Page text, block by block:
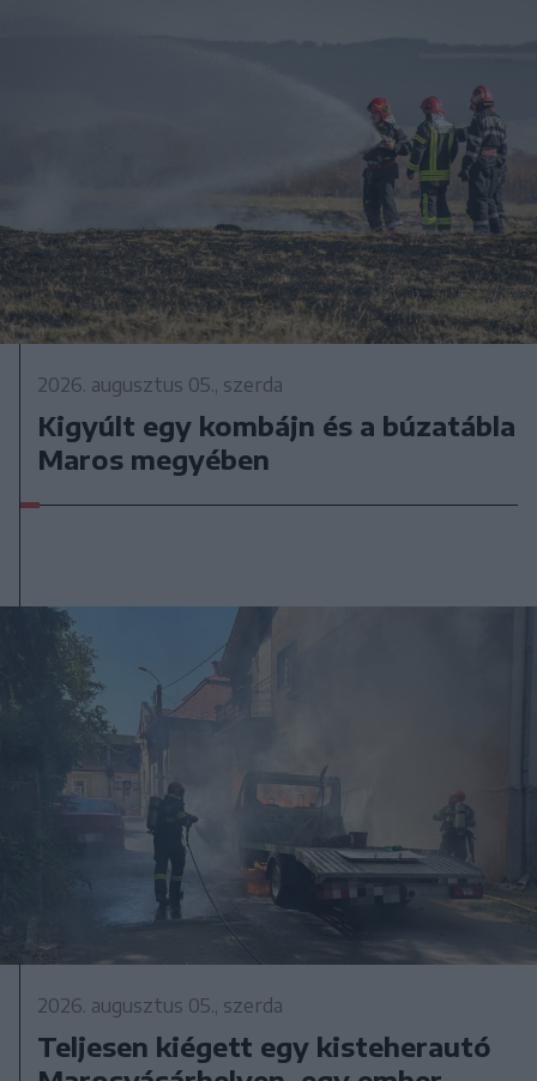
2026. augusztus 05., szerda
Kigyúlt egy kombájn és a búzatábla
Maros megyében
2026. augusztus 05., szerda
Teljesen kiégett egy kisteherautó